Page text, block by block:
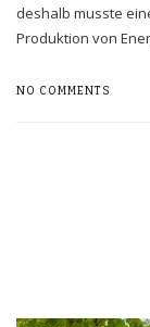
deshalb musste
Produktion von
NO COMMENTS